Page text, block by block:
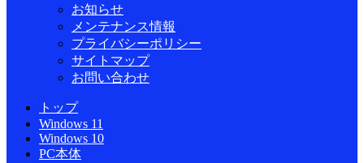
お知らせ
メンテナンス情報
プライバシーポリシー
サイトマップ
お問い合わせ
トップ
Windows 11
Windows 10
PC本体